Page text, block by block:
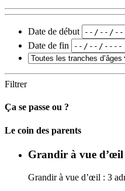
Date de début
Date de fin
Filtrer
Ça se passe ou ?
Carto
Le coin des parents
Grandir à vue d’œil
Grandir à vue d’œil : 3